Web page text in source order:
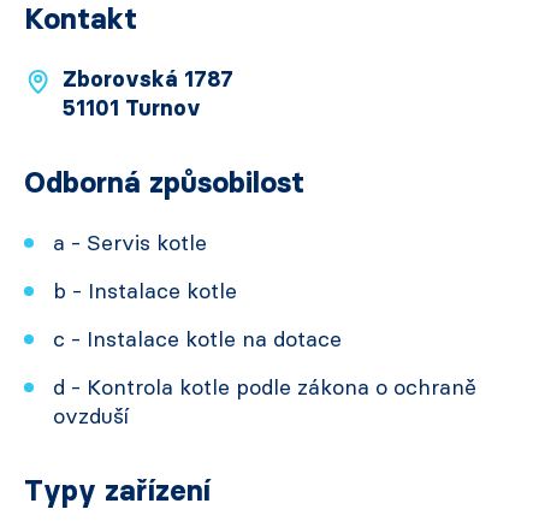
Kontakt
Zborovská 1787
51101 Turnov
Odborná způsobilost
a - Servis kotle
b - Instalace kotle
c - Instalace kotle na dotace
d - Kontrola kotle podle zákona o ochraně
ovzduší
Typy zařízení